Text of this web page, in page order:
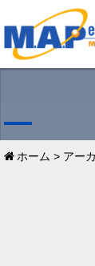
ホーム > アー